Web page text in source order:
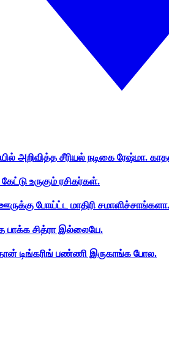
அறிவித்த சீரியல் நடிகை ரேஷ்மா.
உருகும் ரசிகர்கள்.
போய்ட்ட மாதிரி சமாளிச்சாங்களா.
பாக்க சித்ரா இல்லையே.
டிங்கரிங் பண்ணி இருகாங்க போல.